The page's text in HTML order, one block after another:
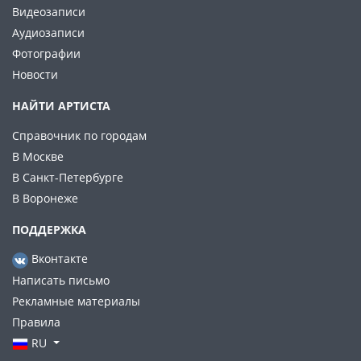
Видеозаписи
Аудиозаписи
Фотографии
Новости
НАЙТИ АРТИСТА
Справочник по городам
В Москве
В Санкт-Петербурге
В Воронеже
ПОДДЕРЖКА
Вконтакте
Написать письмо
Рекламные материалы
Правила
RU